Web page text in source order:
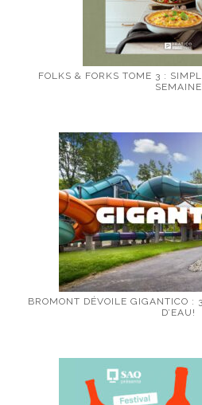
FOLKS & FORKS TOME 3 :
SEMAINE
BROMONT DÉVOILE GIGANTICO :
D’EAU!